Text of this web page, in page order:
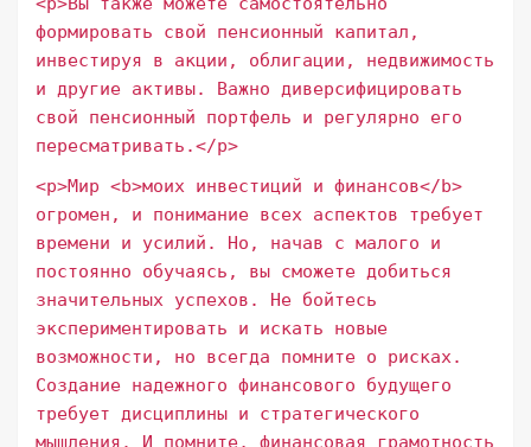
формировать свой пенсионный капитал,
инвестируя в акции, облигации, недвижимость
и другие активы. Важно диверсифицировать
свой пенсионный портфель и регулярно его
пересматривать.</p>
<p>Мир <b>моих инвестиций и финансов</b>
огромен, и понимание всех аспектов требует
времени и усилий. Но, начав с малого и
постоянно обучаясь, вы сможете добиться
значительных успехов. Не бойтесь
экспериментировать и искать новые
возможности, но всегда помните о рисках.
Создание надежного финансового будущего
требует дисциплины и стратегического
мышления. И помните, финансовая грамотность